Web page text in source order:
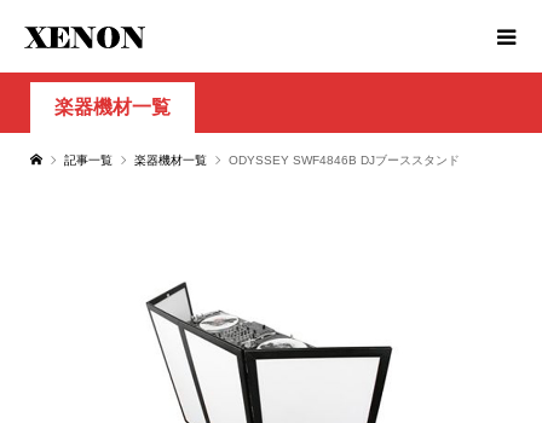
楽器機材一覧
記事一覧 楽器機材一覧 ODYSSEY SWF4846B DJブーススタンド